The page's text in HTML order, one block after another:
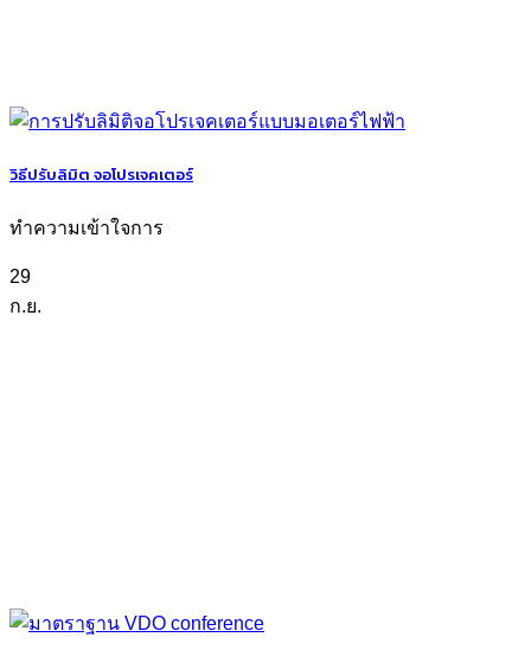
วิธีปรับลิมิต จอโปรเจคเตอร์
ทำความเข้าใจการ
29
ก.ย.